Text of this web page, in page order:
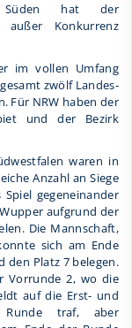
Süden hat der
Konkurrenz
im vollen Umfang
zwölf Landes-
Für NRW haben der
und der Bezirk
waren in
Anzahl an Siege
gegeneinander
aufgrund der
Die Mannschaft,
sich am Ende
den Platz 7 belegen.
Vorrunde 2, wo die
auf die Erst- und
traf, aber